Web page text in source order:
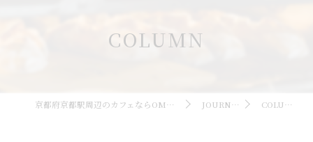
COLUMN
京都府京都駅周辺のカフェならOMOFU JOURNAL COLUMN